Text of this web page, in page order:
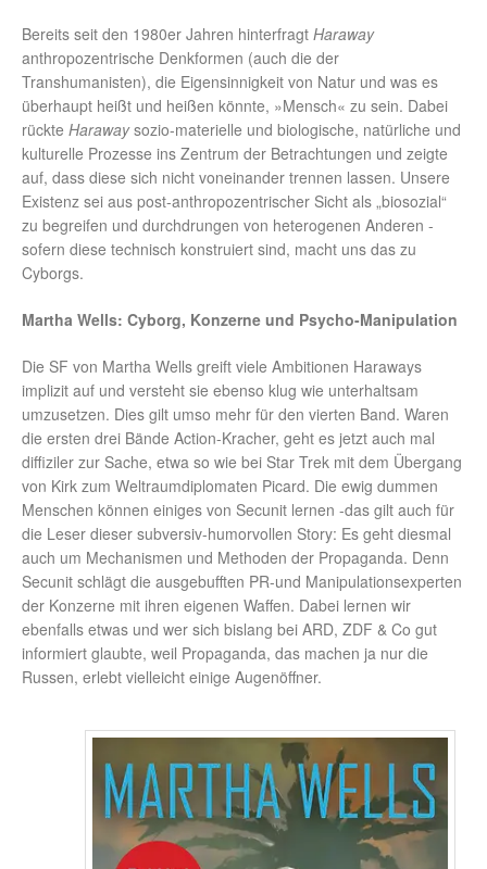
Bereits seit den 1980er Jahren hinterfragt Haraway
anthropozentrische Denkformen (auch die der
Transhumanisten), die Eigensinnigkeit von Natur und was es
überhaupt heißt und heißen könnte, »Mensch« zu sein. Dabei
rückte Harawaysozio-materielle und biologische, natürliche und
kulturelle Prozesse ins Zentrum der Betrachtungen und zeigte
auf, dass diese sich nicht voneinander trennen lassen. Unsere
Existenz sei aus post-anthropozentrischer Sicht als „biosozial“
zu begreifen und durchdrungen von heterogenen Anderen -
sofern diese technisch konstruiert sind, macht uns das zu
Cyborgs.
Martha Wells: Cyborg, Konzerne und Psycho-Manipulation
Die SF von Martha Wells greift viele Ambitionen Haraways
implizit auf und versteht sie ebenso klug wie unterhaltsam
umzusetzen. Dies gilt umso mehr für den vierten Band. Waren
die ersten drei Bände Action-Kracher, geht es jetzt auch mal
diffiziler zur Sache, etwa so wie bei Star Trek mit dem Übergang
von Kirk zum Weltraumdiplomaten Picard. Die ewig dummen
Menschen können einiges von Secunit lernen -das gilt auch für
die Leser dieser subversiv-humorvollen Story: Es geht diesmal
auch um Mechanismen und Methoden der Propaganda. Denn
Secunit schlägt die ausgebufften PR-und Manipulationsexperten
der Konzerne mit ihren eigenen Waffen. Dabei lernen wir
ebenfalls etwas und wer sich bislang bei ARD, ZDF & Co gut
informiert glaubte, weil Propaganda, das machen ja nur die
Russen, erlebt vielleicht einige Augenöffner.